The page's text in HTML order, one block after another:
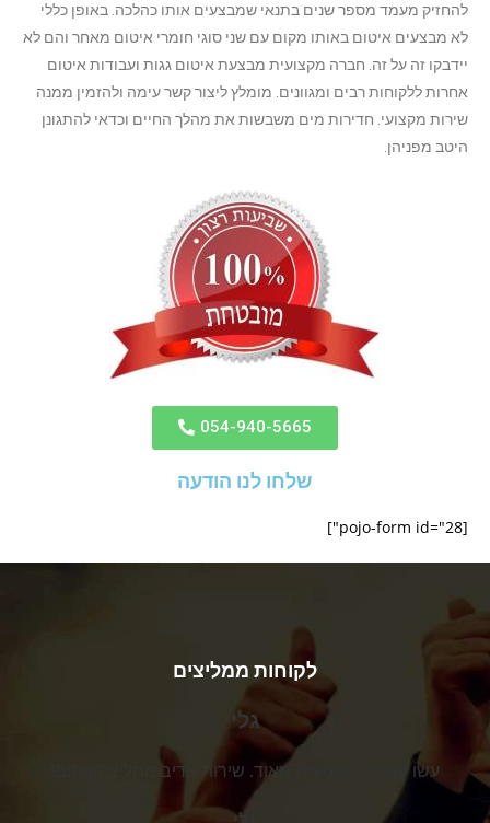
להחזיק מעמד מספר שנים בתנאי שמבצעים אותו כהלכה. באופן כללי
לא מבצעים איטום באותו מקום עם שני סוגי חומרי איטום מאחר והם לא
יידבקו זה על זה. חברה מקצועית מבצעת איטום גגות ועבודות איטום
אחרות ללקוחות רבים ומגוונים. מומלץ ליצור קשר עימה ולהזמין ממנה
שירות מקצועי. חדירות מים משבשות את מהלך החיים וכדאי להתגונן
היטב מפניהן.
054-940-5665
שלחו לנו הודעה
[pojo-form id="28"]
לקוחות ממליצים
גלי
עשו עבודה מקצועית מאוד. שירות אדיב ממליצה בחום!